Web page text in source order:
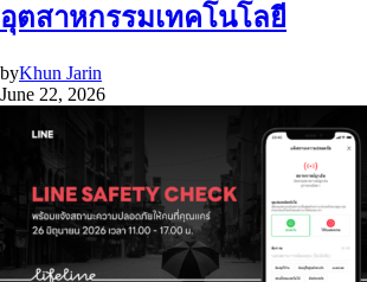
อุตสาหกรรมเทคโนโลยี
byKhun Jarin
June 22, 2026